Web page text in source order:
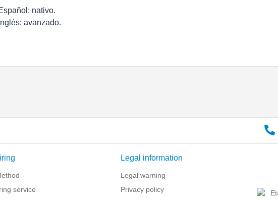
nativo.
avanzado.
service
Legal information
Legal warning
Privacy policy